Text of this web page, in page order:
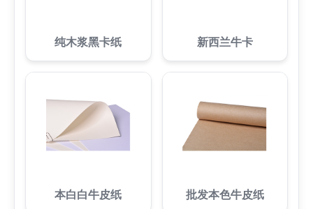
纯木浆黑卡纸 新西兰牛卡
本白白牛皮纸 批发本色牛皮纸